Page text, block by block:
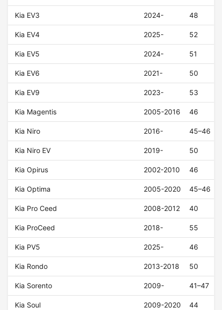
Kia EV3 2024- 48
Kia EV4 2025- 52
Kia EV5 2024- 51
Kia EV6 2021- 50
Kia EV9 2023- 53
Kia Magentis 2005-2016 46
Kia Niro 2016- 45–46
Kia Niro EV 2019- 50
Kia Opirus 2002-2010 46
Kia Optima 2005-2020 45–46
Kia Pro Ceed 2008-2012 40
Kia ProCeed 2018- 55
Kia PV5 2025- 46
Kia Rondo 2013-2018 50
Kia Sorento 2009- 41–47
Kia Soul 2009-2020 44